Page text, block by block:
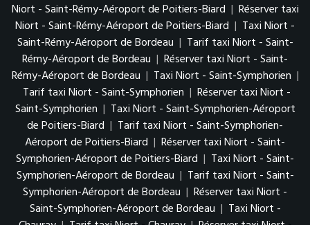
Niort - Saint-Rémy-Aéroport de Poitiers-Biard | Réserver taxi
Niort - Saint-Rémy-Aéroport de Poitiers-Biard | Taxi Niort -
Saint-Rémy-Aéroport de Bordeau | Tarif taxi Niort - Saint-
Rémy-Aéroport de Bordeau | Réserver taxi Niort - Saint-
Rémy-Aéroport de Bordeau | Taxi Niort - Saint-Symphorien |
Tarif taxi Niort - Saint-Symphorien | Réserver taxi Niort -
Saint-Symphorien | Taxi Niort - Saint-Symphorien-Aéroport
de Poitiers-Biard | Tarif taxi Niort - Saint-Symphorien-
Aéroport de Poitiers-Biard | Réserver taxi Niort - Saint-
Symphorien-Aéroport de Poitiers-Biard | Taxi Niort - Saint-
Symphorien-Aéroport de Bordeau | Tarif taxi Niort - Saint-
Symphorien-Aéroport de Bordeau | Réserver taxi Niort -
Saint-Symphorien-Aéroport de Bordeau | Taxi Niort -